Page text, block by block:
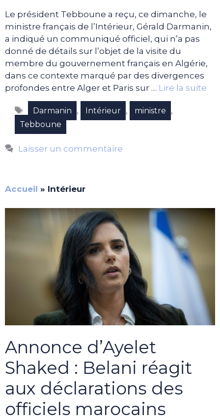
Le président Tebboune a reçu, ce dimanche, le
ministre français de l’Intérieur, Gérald Darmanin,
a indiqué un communiqué officiel, qui n’a pas
donné de détails sur l’objet de la visite du
membre du gouvernement français en Algérie,
dans ce contexte marqué par des divergences
profondes entre Alger et Paris sur … Lire la suite
Étiquettes
Darmanin , Intérieur , ministre ,
Tebboune
Laisser un commentaire
Accueil » Intérieur
Annonce d’Ayelet
Shaked : Belani réagit
aux déclarations des
officiels marocains